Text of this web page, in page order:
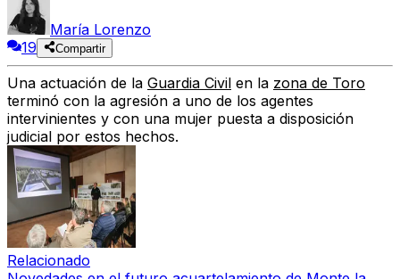
María Lorenzo
19
Compartir
Una actuación de la Guardia Civil en la zona de Toro
terminó con la agresión a uno de los agentes
intervinientes y con una mujer puesta a disposición
judicial por estos hechos.
Relacionado